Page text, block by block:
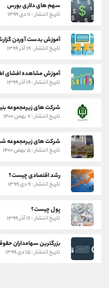
سهم های دلاری بورس
تاریخ انتشار : ۱۱ دی ۱۳۹۹
آموزش بدست آوردن
تاریخ انتشار : ۱۹ آذر ۱۳۹۹
آموزش مشاهده افشای
تاریخ انتشار : ۱۹ آذر ۱۳۹۹
شرکت های زیرمجموعه
تاریخ انتشار : ۷ بهمن ۱۴۰۰
شرکت های زیرمجموعه
تاریخ انتشار : ۵ بهمن ۱۴۰۰
رشد اقتصادی چیست؟
تاریخ انتشار : ۹ دی ۱۳۹۹
پول چیست؟
تاریخ انتشار : ۱۶ آذر ۱۳۹۹
بزرگترین سهامداران
تاریخ انتشار : ۱۵ دی ۱۳۹۹